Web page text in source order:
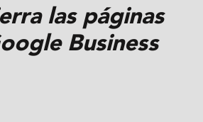
las páginas
Business